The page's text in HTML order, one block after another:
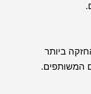
ביותר
המשותפים.